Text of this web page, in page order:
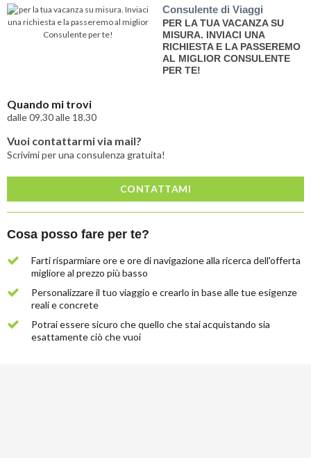
Consulente di Viaggi
PER LA TUA VACANZA SU
MISURA. INVIACI UNA
RICHIESTA E LA PASSEREMO
AL MIGLIOR CONSULENTE
PER TE!
Quando mi trovi
dalle 09.30 alle 18.30
Vuoi contattarmi via mail?
Scrivimi per una consulenza gratuita!
CONTATTAMI
Cosa posso fare per te?
Farti risparmiare ore e ore di navigazione alla ricerca dell'offerta
migliore al prezzo più basso
Personalizzare il tuo viaggio e crearlo in base alle tue esigenze
reali e concrete
Potrai essere sicuro che quello che stai acquistando sia
esattamente ciò che vuoi